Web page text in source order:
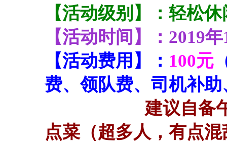
【活动级别】：轻松
【活动时间】：2019
【活动费用】： 100元
费、领队费、司机补
建议自备
点菜（超多人，有点混